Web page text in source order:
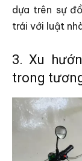
dựa trên sự
trái với luật
3. Xu
trong